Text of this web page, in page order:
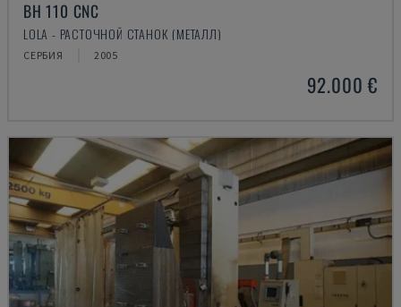
BH 110 CNC
LOLA - РАСТОЧНОЙ СТАНОК (МЕТАЛЛ)
СЕРБИЯ 2005
92.000 €